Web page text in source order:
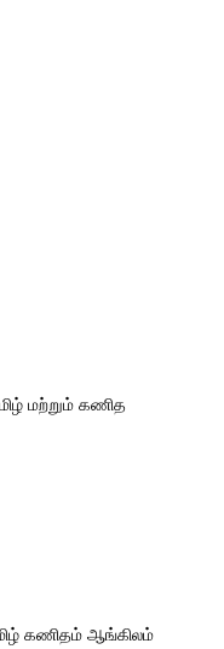
மற்றும் கணித
கணிதம் ஆங்கிலம்